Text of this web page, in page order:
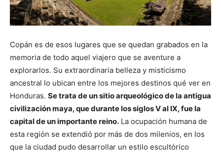
Copán es de esos lugares que se quedan grabados en la
memoria de todo aquel viajero que se aventure a
explorarlos. Su extraordinaria belleza y misticismo
ancestral lo ubican entre los mejores destinos qué ver en
Honduras. Se trata de un sitio arqueológico de la antigua
civilización maya, que durante los siglos V al IX, fue la
capital de un importante reino. La ocupación humana de
esta región se extendió por más de dos milenios, en los
que la ciudad pudo desarrollar un estilo escultórico